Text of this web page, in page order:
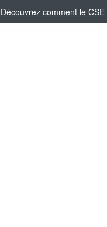
Découvrez comment le